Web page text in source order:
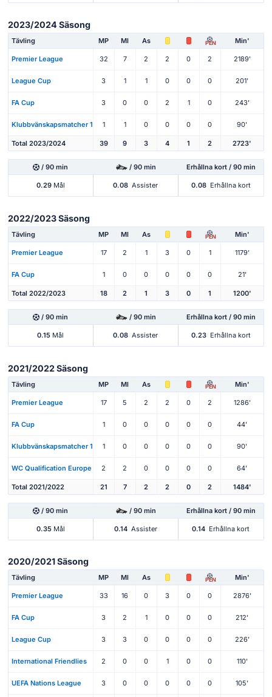
2023/2024 Säsong
Tävling MP Ml As PEN Min'
Premier League 32 7 2 2 0 2 2189'
League Cup 3 1 1 0 0 0 201'
FA Cup 3 0 0 2 1 0 243'
Klubbvänskapsmatcher 1 1 1 0 0 0 0 90'
Total 2023/2024 39 9 3 4 1 2 2723'
/ 90 min / 90 min Erhållna kort / 90 min
0.29Mål 0.08 Assister 0.08 Erhållna kort
2022/2023 Säsong
Tävling MP Ml As PEN Min'
Premier League 17 2 1 3 0 1 1179'
FA Cup 1 0 0 0 0 0 21'
Total 2022/2023 18 2 1 3 0 1 1200'
/ 90 min / 90 min Erhållna kort / 90 min
0.15 Mål 0.08 Assister 0.23 Erhållna kort
2021/2022 Säsong
Tävling MP Ml As PEN Min'
Premier League 17 5 2 2 0 2 1286'
FA Cup 1 0 0 0 0 0 44'
Klubbvänskapsmatcher 1 1 0 0 0 0 0 90'
WC Qualification Europe 2 2 0 0 0 0 64'
Total 2021/2022 21 7 2 2 0 2 1484'
/ 90 min / 90 min Erhållna kort / 90 min
0.35Mål 0.14 Assister 0.14 Erhållna kort
2020/2021 Säsong
Tävling MP Ml As PEN Min'
Premier League 33 16 0 3 0 0 2876'
FA Cup 3 2 1 0 0 0 212'
League Cup 3 3 0 0 0 0 226'
International Friendlies 2 0 0 1 0 0 110'
UEFA Nations League 3 0 0 0 0 0 105'